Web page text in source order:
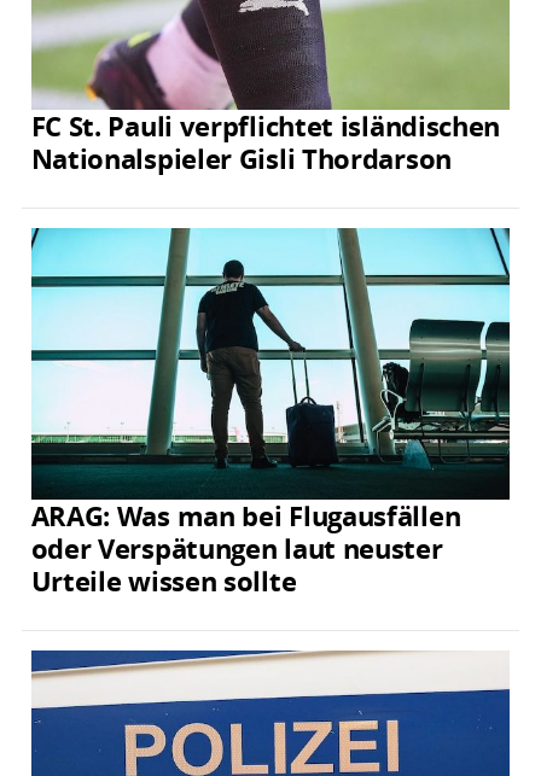
FC St. Pauli verpflichtet isländischen
Nationalspieler Gisli Thordarson
ARAG: Was man bei Flugausfällen
oder Verspätungen laut neuster
Urteile wissen sollte